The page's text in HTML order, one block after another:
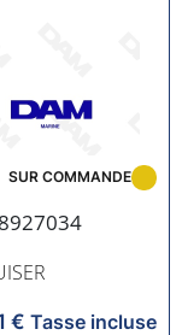
SUR COMMANDE
€ Tasse incluse